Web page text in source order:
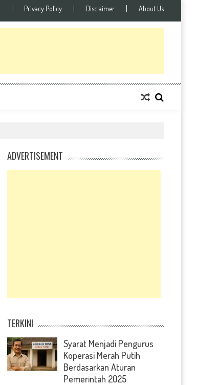
Privacy Policy Disclaimer About Us
ADVERTISEMENT
TERKINI
Syarat Menjadi Pengurus
Koperasi Merah Putih
Berdasarkan Aturan
Pemerintah 2025